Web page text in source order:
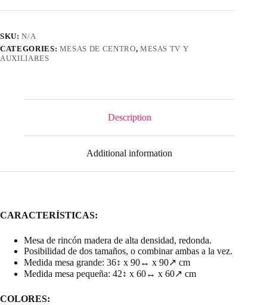
quantity
SKU:N/A
CATEGORIES: MESAS DE CENTRO, MESAS TV Y
AUXILIARES
Description
Additional information
CARACTERÍSTICAS:
Mesa de rincón madera de alta densidad, redonda.
Posibilidad de dos tamaños, o combinar ambas a la vez.
Medida mesa grande: 36↕ x 90↔ x 90↗ cm
Medida mesa pequeña: 42↕ x 60↔ x 60↗ cm
COLORES: